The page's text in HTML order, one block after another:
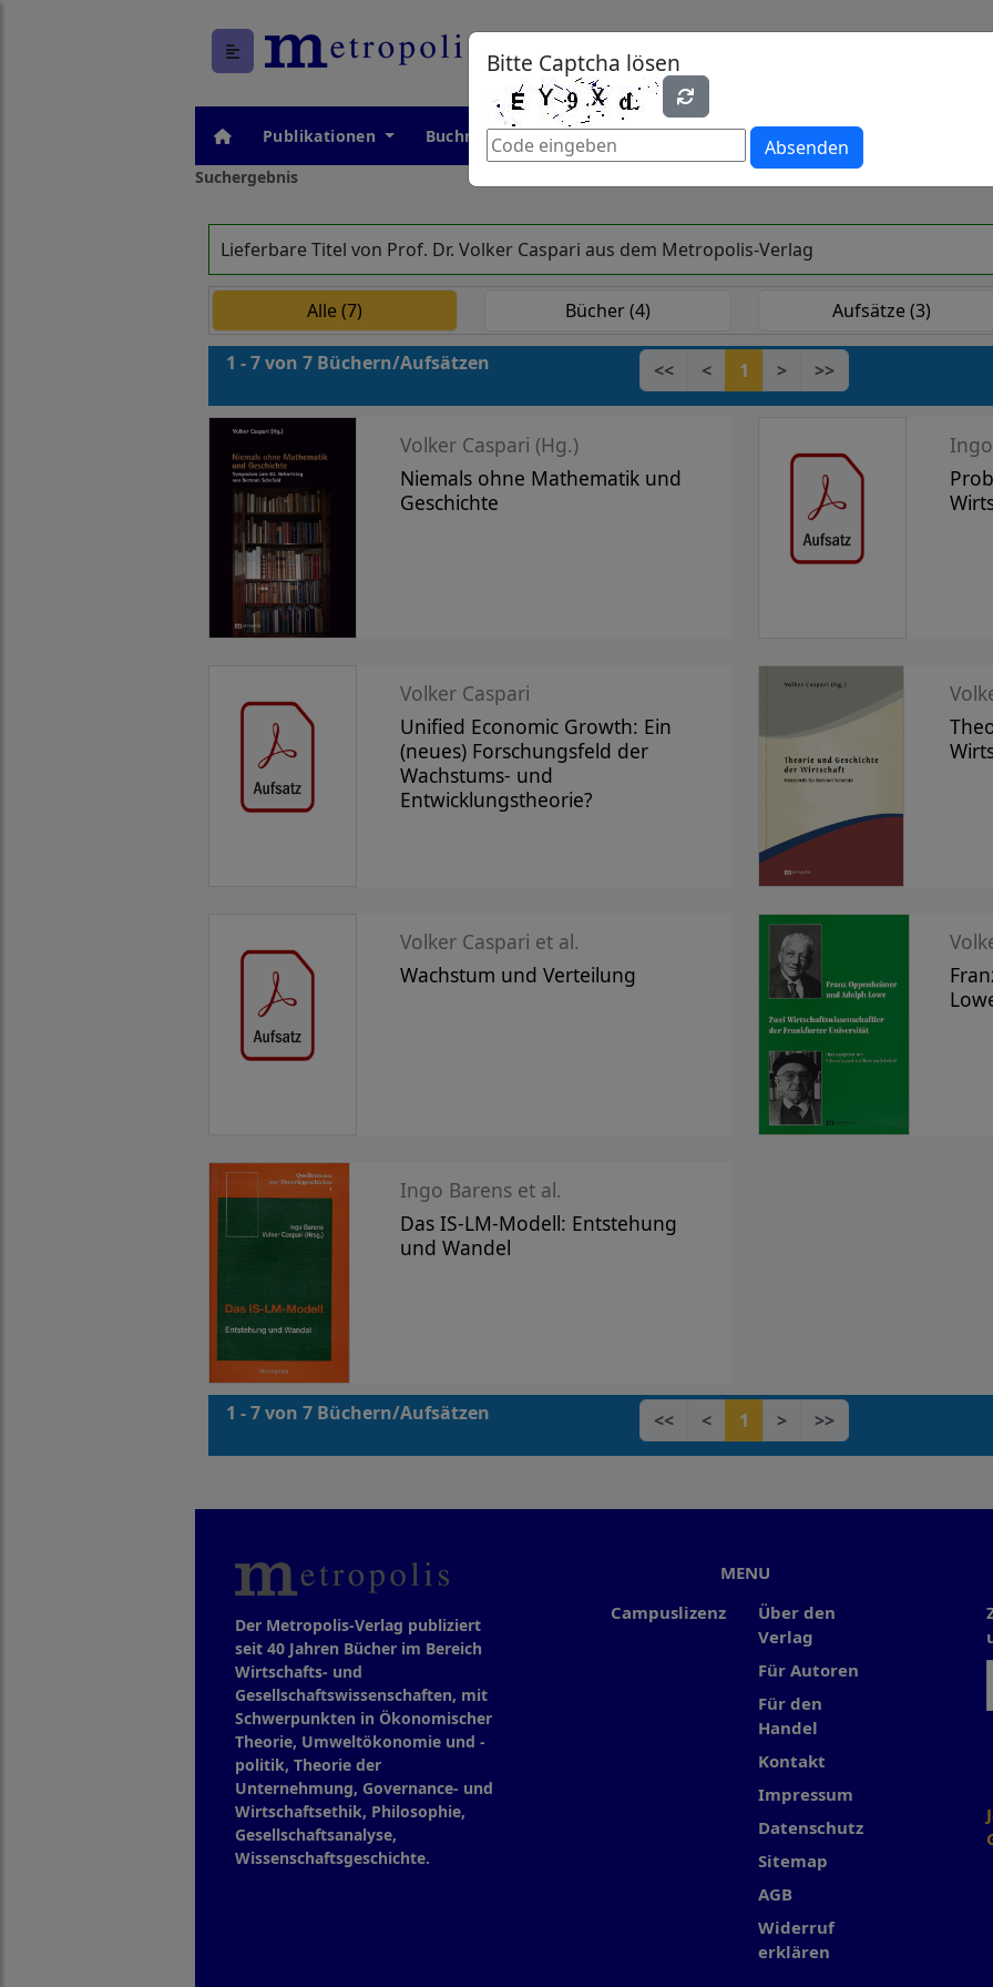
Bitte Captcha lösen
Absenden
Publikationen Buchreihen Periodika Lehrbücher
Open Access
Suchergebnis
Lieferbare Titel von Prof. Dr. Volker Caspari aus dem Metropolis-Verlag
Alle (7) Bücher (4) Aufsätze (3)
1 - 7 von 7 Büchern/Aufsätzen << < 1 > >>
Volker Caspari (Hg.)
Niemals ohne Mathematik und
Geschichte
Volker Caspari
Unified Economic Growth: Ein
(neues) Forschungsfeld der
Wachstums- und
Entwicklungstheorie?
Volker Caspari et al.
Wachstum und Verteilung
Ingo Barens et al.
Das IS-LM-Modell: Entstehung
und Wandel
1 - 7 von 7 Büchern/Aufsätzen << < 1 > >>
Der Metropolis-Verlag publiziert
seit 40 Jahren Bücher im Bereich
Wirtschafts- und
Gesellschaftswissenschaften, mit
Schwerpunkten in Ökonomischer
Theorie, Umweltökonomie und -
politik, Theorie der
Unternehmung, Governance- und
Wirtschaftsethik, Philosophie,
Gesellschaftsanalyse,
Wissenschaftsgeschichte.
MENU
Campuslizenz
Über den
Verlag
Für Autoren
Für den
Handel
Kontakt
Impressum
Datenschutz
Sitemap
AGB
Widerruf
erklären